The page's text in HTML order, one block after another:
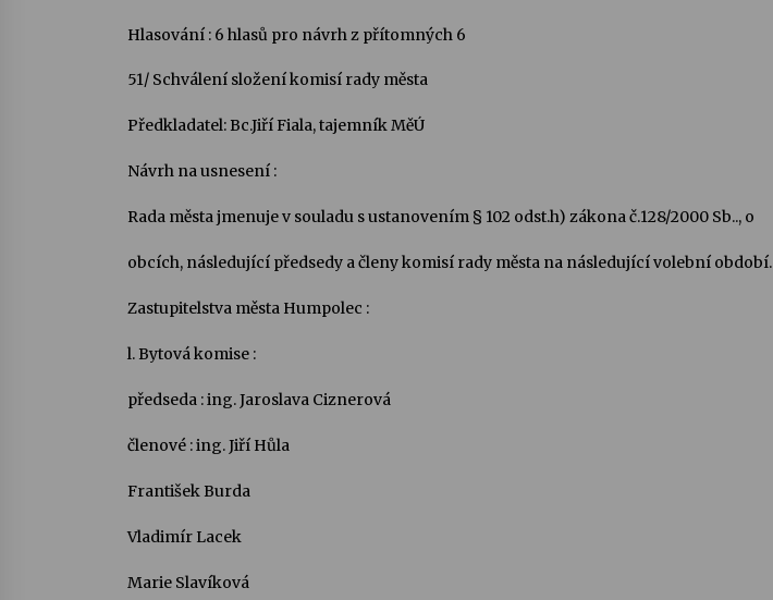
Hlasování : 6 hlasů pro návrh z přítomných 6
51/ Schválení složení komisí rady města
Předkladatel: Bc.Jiří Fiala, tajemník MěÚ
Návrh na usnesení :
Rada města jmenuje v souladu s ustanovením § 102 odst.h) zákona č.128/2000 Sb.., o
obcích, následující předsedy a členy komisí rady města na následující volební období.
Zastupitelstva města Humpolec :
l. Bytová komise :
předseda : ing. Jaroslava Ciznerová
členové : ing. Jiří Hůla
František Burda
Vladimír Lacek
Marie Slavíková